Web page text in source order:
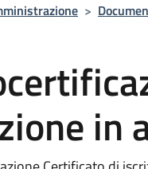
>
in